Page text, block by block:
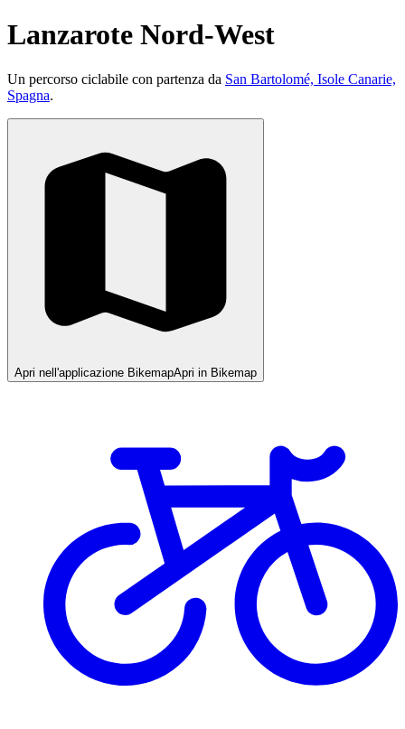
Lanzarote Nord-West
Un percorso ciclabile con partenza da San Bartolomé, Isole Canarie,
Spagna.
Apri nell'applicazione BikemapApri in Bikemap